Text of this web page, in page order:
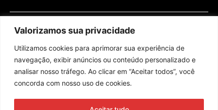
Valorizamos sua privacidade
Utilizamos cookies para aprimorar sua experiência de
navegação, exibir anúncios ou conteúdo personalizado e
analisar nosso tráfego. Ao clicar em “Aceitar todos”, você
concorda com nosso uso de cookies.
Assine nossa newsletter